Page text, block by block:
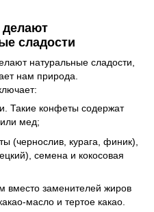
делают
сладости
натуральные сладости,
нам природа.
Такие конфеты содержат
мед;
(чернослив, курага, финик),
семена и кокосовая
вместо заменителей жиров
масло и тертое какао.